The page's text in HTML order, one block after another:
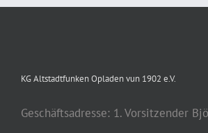
KG Altstadtfunken Opladen vun 1902 e.V.
Geschäftsadresse: 1. Vorsitzender